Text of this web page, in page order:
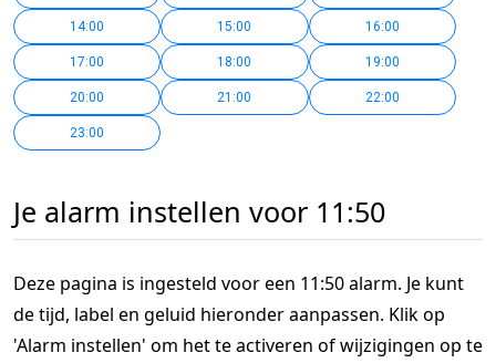
14:00 15:00 16:00
17:00 18:00 19:00
20:00 21:00 22:00
23:00
Je alarm instellen voor 11:50
Deze pagina is ingesteld voor een 11:50 alarm. Je kunt
de tijd, label en geluid hieronder aanpassen. Klik op
'Alarm instellen' om het te activeren of wijzigingen op te